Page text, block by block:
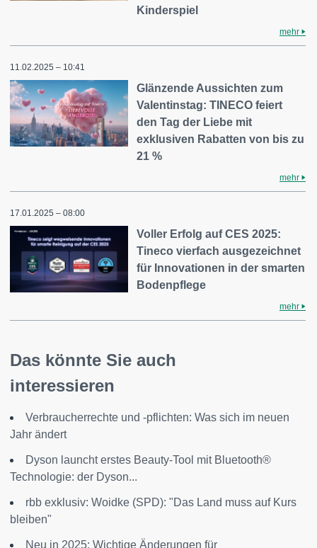
Kinderspiel
mehr
11.02.2025 – 10:41
Glänzende Aussichten zum
Valentinstag: TINECO feiert
den Tag der Liebe mit
exklusiven Rabatten von bis zu
21 %
mehr
17.01.2025 – 08:00
Voller Erfolg auf CES 2025:
Tineco vierfach ausgezeichnet
für Innovationen in der smarten
Bodenpflege
mehr
Das könnte Sie auch
interessieren
Verbraucherrechte und -pflichten: Was sich im neuen
Jahr ändert
Dyson launcht erstes Beauty-Tool mit Bluetooth®
Technologie: der Dyson...
rbb exklusiv: Woidke (SPD): "Das Land muss auf Kurs
bleiben"
Neu in 2025: Wichtige Änderungen für